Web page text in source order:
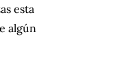
esta
algún